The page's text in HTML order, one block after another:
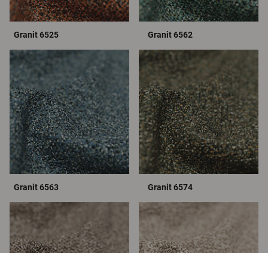
Granit 6525 Granit 6562
Granit 6563 Granit 6574